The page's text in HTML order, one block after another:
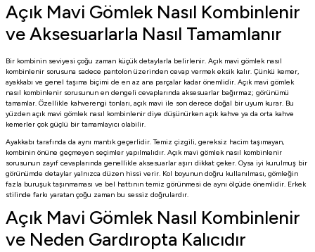
Açık Mavi Gömlek Nasıl Kombinlenir
ve Aksesuarlarla Nasıl Tamamlanır
Bir kombinin seviyesi çoğu zaman küçük detaylarla belirlenir. Açık mavi gömlek nasıl
kombinlenir sorusuna sadece pantolon üzerinden cevap vermek eksik kalır. Çünkü kemer,
ayakkabı ve genel taşıma biçimi de en az ana parçalar kadar önemlidir. Açık mavi gömlek
nasıl kombinlenir sorusunun en dengeli cevaplarında aksesuarlar bağırmaz; görünümü
tamamlar. Özellikle kahverengi tonları, açık mavi ile son derece doğal bir uyum kurar. Bu
yüzden açık mavi gömlek nasıl kombinlenir diye düşünürken açık kahve ya da orta kahve
kemerler çok güçlü bir tamamlayıcı olabilir.
Ayakkabı tarafında da aynı mantık geçerlidir. Temiz çizgili, gereksiz hacim taşımayan,
kombinin önüne geçmeyen seçimler yapılmalıdır. Açık mavi gömlek nasıl kombinlenir
sorusunun zayıf cevaplarında genellikle aksesuarlar aşırı dikkat çeker. Oysa iyi kurulmuş bir
görünümde detaylar yalnızca düzen hissi verir. Kol boyunun doğru kullanılması, gömleğin
fazla buruşuk taşınmaması ve bel hattının temiz görünmesi de aynı ölçüde önemlidir. Erkek
stilinde farkı yaratan çoğu zaman bu sessiz doğrulardır.
Açık Mavi Gömlek Nasıl Kombinlenir
ve Neden Gardıropta Kalıcıdır